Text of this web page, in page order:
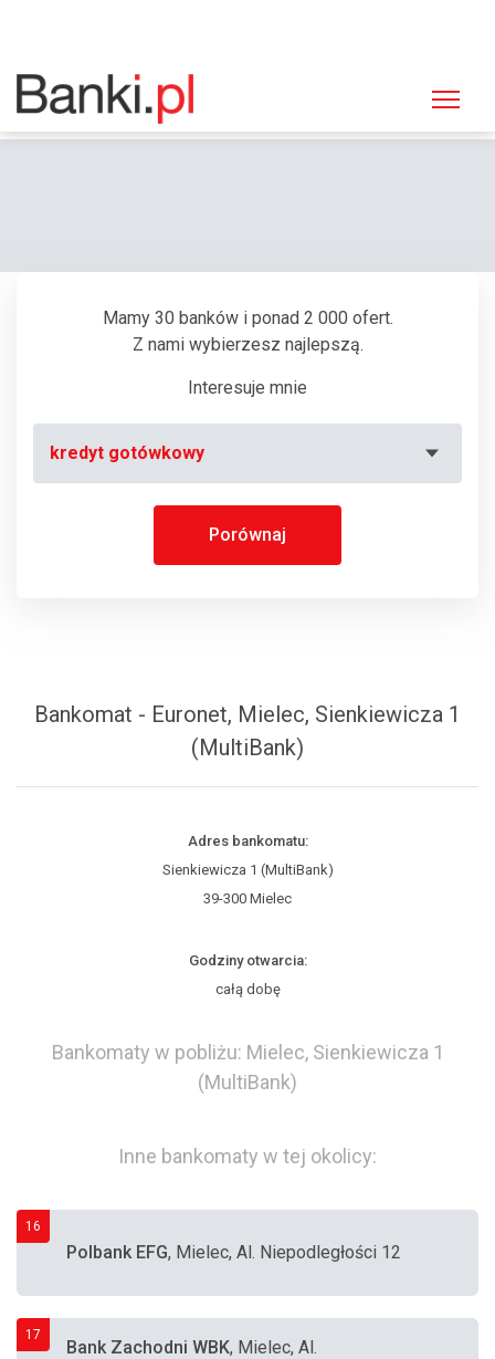
Strona główna
Bankomat Euronet, Mielec, Sienkiewicza 1 (MultiBank)
Mamy 30 banków i ponad 2 000 ofert.
Z nami wybierzesz najlepszą.
Interesuje mnie
kredyt gotówkowy
Porównaj
Bankomat - Euronet, Mielec, Sienkiewicza 1
(MultiBank)
Adres bankomatu:
Sienkiewicza 1 (MultiBank)
39-300 Mielec
Godziny otwarcia:
całą dobę
Bankomaty w pobliżu: Mielec, Sienkiewicza 1
(MultiBank)
Inne bankomaty w tej okolicy:
16
Polbank EFG, Mielec, Al. Niepodległości 12
17
Bank Zachodni WBK, Mielec, Al.